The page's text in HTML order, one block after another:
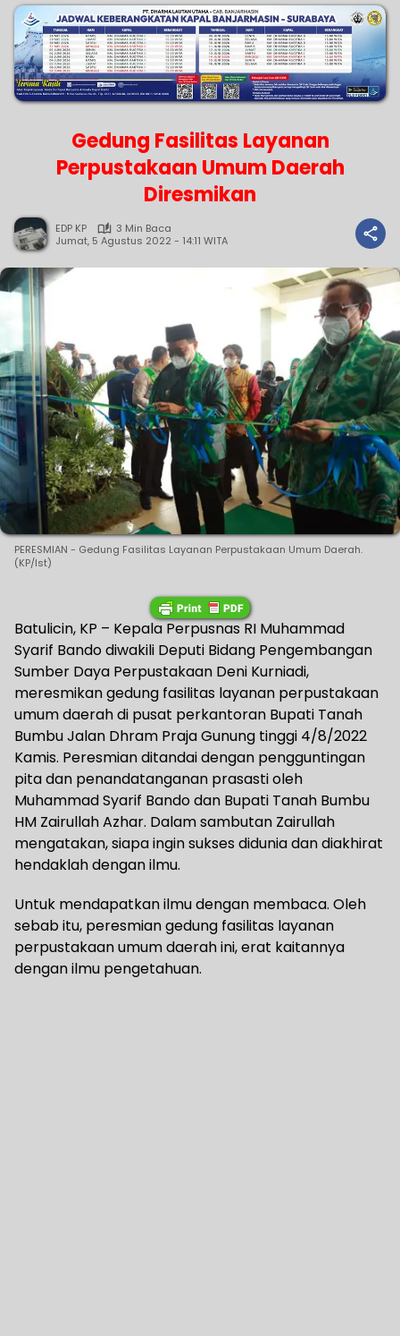
Gedung Fasilitas Layanan
Perpustakaan Umum Daerah
Diresmikan
EDP KP
3 Min Baca
Jumat, 5 Agustus 2022 - 14:11 WITA
PERESMIAN - Gedung Fasilitas Layanan Perpustakaan Umum Daerah.
(KP/Ist)
Batulicin, KP – Kepala Perpusnas RI Muhammad
Syarif Bando diwakili Deputi Bidang Pengembangan
Sumber Daya Perpustakaan Deni Kurniadi,
meresmikan gedung fasilitas layanan perpustakaan
umum daerah di pusat perkantoran Bupati Tanah
Bumbu Jalan Dhram Praja Gunung tinggi 4/8/2022
Kamis. Peresmian ditandai dengan pengguntingan
pita dan penandatanganan prasasti oleh
Muhammad Syarif Bando dan Bupati Tanah Bumbu
HM Zairullah Azhar. Dalam sambutan Zairullah
mengatakan, siapa ingin sukses didunia dan diakhirat
hendaklah dengan ilmu.
Untuk mendapatkan ilmu dengan membaca. Oleh
sebab itu, peresmian gedung fasilitas layanan
perpustakaan umum daerah ini, erat kaitannya
dengan ilmu pengetahuan.